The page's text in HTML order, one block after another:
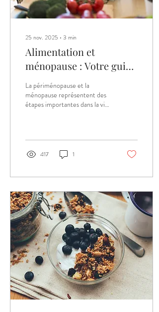
25 nov. 2025 ∙ 3 min
Alimentation et
ménopause : Votre guide
nutritionnel pour vivre
la
périménopause/ménopause
La périménopause et la
ménopause représentent des
étapes importantes dans la vie
hormone fortement impliquée
dans le métabolisme, la santé
osseuse et l’équilibre
417 1